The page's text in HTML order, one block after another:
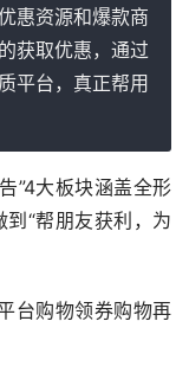
惠资源和爆款商
获取优惠，通过
平台，真正帮用
”4大板块涵盖全形
“帮朋友获利，为
台购物领券购物再